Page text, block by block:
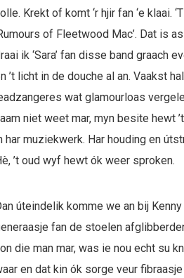
Krekt of komt ‘r hjir fan ‘e klaai.
of Fleetwood Mac’. Dat is
ik ‘Sara’ fan disse band graach
’t licht in de douche al an. Vaakst
wat glamourloas
niet weet mar, myn besite hewt
har muziekwerk. Har houding en
’t oud wyf hewt ók weer sproken.
úteindelik komme we an bij
fan de stoelen
die man mar, was ie nou echt su
en dat kin ók sorge veur